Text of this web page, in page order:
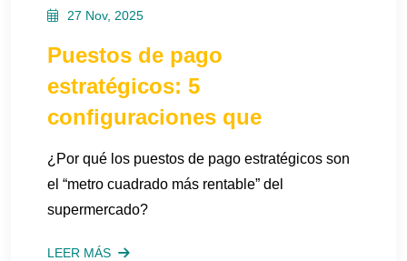
27 Nov, 2025
Puestos de pago
estratégicos: 5
configuraciones que
¿Por qué los puestos de pago estratégicos son
el “metro cuadrado más rentable” del
supermercado?
LEER MÁS